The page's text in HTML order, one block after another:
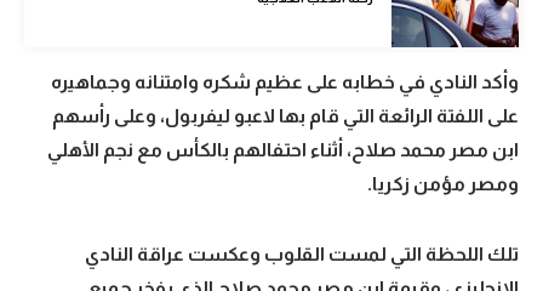
تحقيق في الجول
تقرير في الجول
تحليل في الجول
حكايات في الجول
فيديو في الجول
وأكد النادي في خطابه على عظيم شكره وامتنانه وجماهيره
على اللفتة الرائعة التي قام بها لاعبو ليفربول، وعلى رأسهم
ابن مصر محمد صلاح، أثناء احتفالهم بالكأس مع نجم الأهلي
ومصر مؤمن زكريا.
تلك اللحظة التي لمست القلوب وعكست عراقة النادي